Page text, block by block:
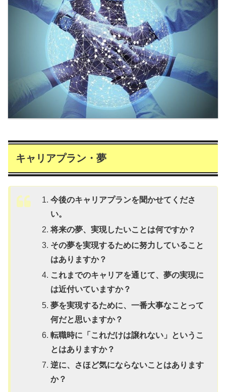
キャリアプラン・夢
今後のキャリアプランを聞かせてくださ
い。
将来の夢、実現したいことは何ですか？
その夢を実現するために努力していること
はありますか？
これまでのキャリアを通じて、夢の実現に
は近付いていますか？
夢を実現するために、一番大事なことって
何だと思いますか？
転職時に「これだけは譲れない」というこ
とはありますか？
逆に、さほど気にならないことはあります
か？